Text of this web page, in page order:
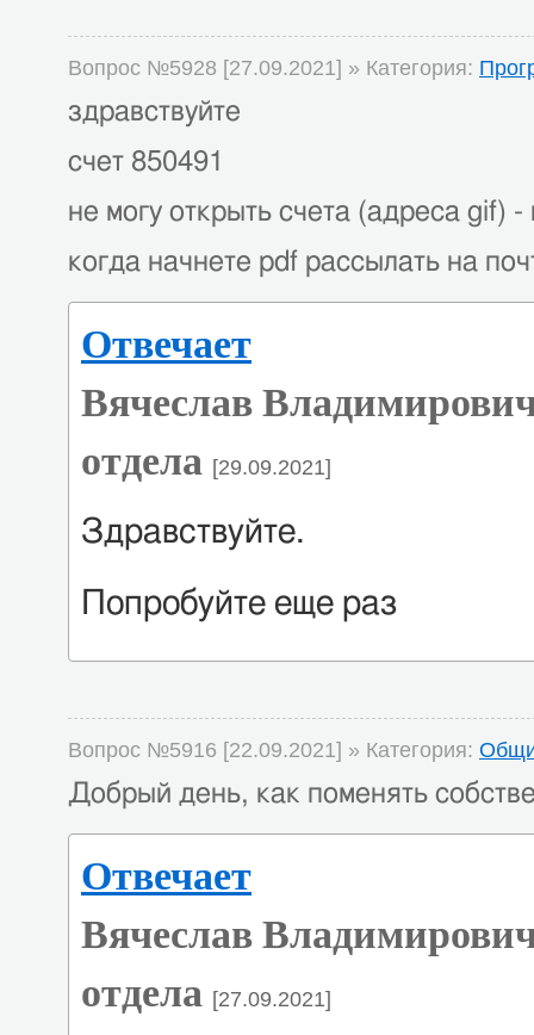
Вопрос №5928 [27.09.2021] » Категория:
здравствуйте
счет 850491
не могу открыть счета (адреса gif) -
когда начнете pdf рассылать на
Отвечает
Вячеслав
отдела [29.09.2021]
Здравствуйте.
Попробуйте еще раз
Вопрос №5916 [22.09.2021] » Категория:
Добрый день, как поменять
Отвечает
Вячеслав
отдела [27.09.2021]